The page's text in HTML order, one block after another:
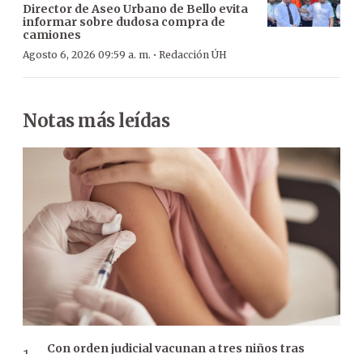
Director de Aseo Urbano de Bello evita
informar sobre dudosa compra de
camiones
Agosto 6, 2026 09:59 a. m. · Redacción ÚH
Notas más leídas
Con orden judicial vacunan a tres niños tras